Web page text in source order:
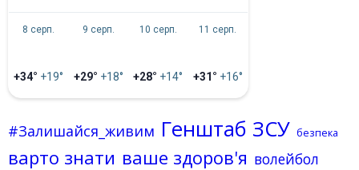
8 серп.
+34° +19°
9 серп.
+29° +18°
10 серп.
+28° +14°
11 серп.
+31° +16°
#Залишайся_живим Генштаб ЗСУ безпека
варто знати ваше здоров'я волейбол